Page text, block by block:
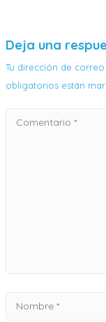
Deja una
Tu dirección de
obligatorios están